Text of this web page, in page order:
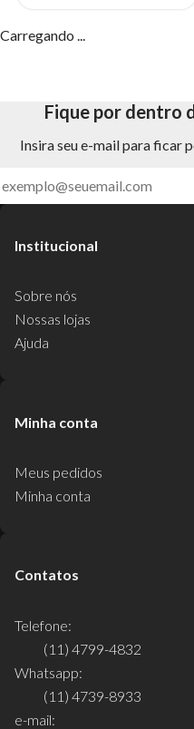
Carregando ...
Fique por dentro
Insira seu e-mail para ficar
Institucional
Sobre nós
Nossas lojas
Ajuda
Minha conta
Meus pedidos
Minha conta
Contatos
Telefone:
(11) 4799-4832
Whatsapp:
(11) 4739-8933
e-mail: